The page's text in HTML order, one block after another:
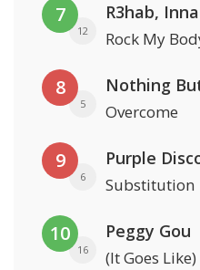
7
12
R3hab,
Rock My
8
5
Nothing
Overcome
9
6
Purple
Substitution
10
16
Peggy Gou
(It Goes